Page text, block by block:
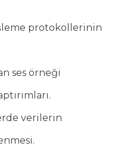
protokollerinin
ses örneği
verilerin